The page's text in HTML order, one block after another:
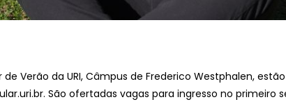
Verão da URI, Câmpus de Frederico Westphalen,
São ofertadas vagas para ingresso no primeiro